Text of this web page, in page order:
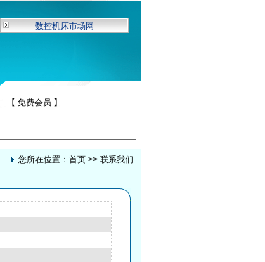
数控机床市场网
【 免费会员 】
您所在位置： 首页 >> 联系我们